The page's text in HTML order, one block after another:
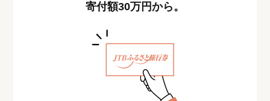
寄付額30万円から。